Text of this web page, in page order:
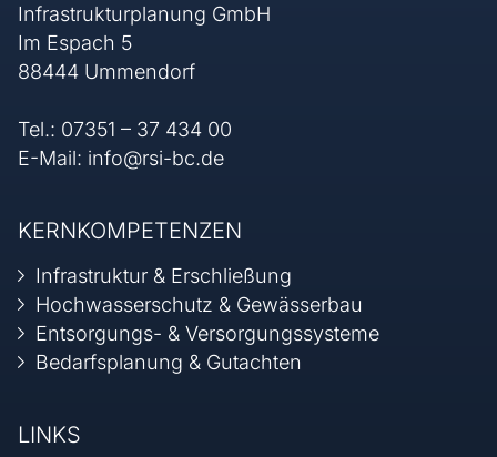
Infrastrukturplanung GmbH
Im Espach 5
88444 Ummendorf
Tel.: 07351 – 37 434 00
E-Mail: info@rsi-bc.de
KERNKOMPETENZEN
Infrastruktur & Erschließung
Hochwasserschutz & Gewässerbau
Entsorgungs- & Versorgungssysteme
Bedarfsplanung & Gutachten
LINKS